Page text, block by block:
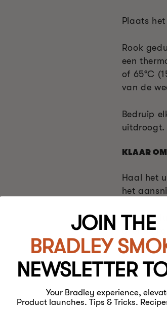
Plaats
Rook
een
of 65°C
van de
Bedruip
uitdroogt.
KLAAR OM
Haal het
het
Snijd in
over de
JOIN THE
BRADLEY
NEWSLETTER
Your Bradley experience,
Product launches. Tips & Tricks.